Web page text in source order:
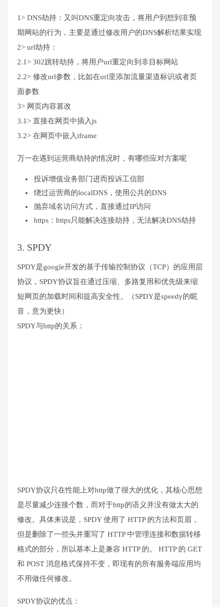
1> DNS劫持：又叫DNS重定向攻击，将用户到想到非预
期网站的行为，主要是通过修改用户的DNS解析结果实现
2> url劫持：
2.1> 302跳转劫持，将用户url重定向到非目标网站
2.2> 修改url参数，比如在url里添加流量渠道标识或者页
面参数
3> 网页内容篡改
3.1> 直接在网页中插入js
3.2> 在网页中嵌入iframe
万一在遇到运营商劫持的情况时，有哪些应对方案呢
投诉增值业务部门进而投诉工信部
绕过运营商的localDNS，使用公共的DNS
抛弃域名访问方式，直接通过IP访问
https：https只能解决连接劫持，无法解决DNS劫持
3. SPDY
SPDY是google开发的基于传输控制协议（TCP）的应用层
协议，SPDY协议旨在通过压缩、多路复用和优先级来缩
短网页的加载时间和提高安全性。（SPDY是speedy的昵
音，意为更快）
SPDY与http的关系：
SPDY协议只在性能上对http做了很大的优化，其核心思想
是尽量减少连接个数，而对于http的语义并没有做太大的
修改。具体来说是，SPDY 使用了 HTTP 的方法和页眉，
但是删除了一些头并重写了 HTTP 中管理连接和数据转移
格式的部分，所以基本上是兼容 HTTP 的。 HTTP 的 GET
和 POST 消息格式保持不变，即现有的所有服务端应用均
不用做任何修改。
SPDY协议的优点：